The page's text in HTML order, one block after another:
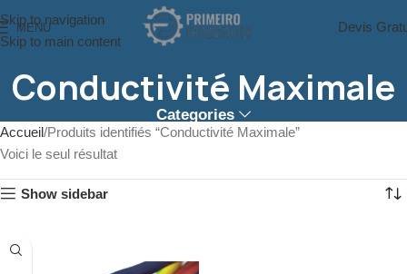
Skip to navigation
Skip to main content
MENU Devis
Conductivité Maximale
Categories
Accueil Produits identifiés “Conductivité Maximale”
Voici le seul résultat
Show sidebar